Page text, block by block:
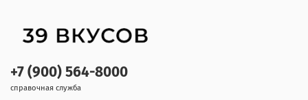
+7 (900) 564-8000
справочная служба